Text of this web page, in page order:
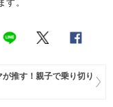
推す！親子で乗り切り